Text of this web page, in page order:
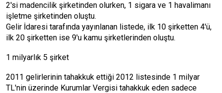
2'si madencilik şirketinden olurken, 1 sigara ve 1 havalimanı
işletme şirketinden oluştu.
Gelir İdaresi tarafında yayınlanan listede, ilk 10 şirketten 4'ü,
ilk 20 şirketten ise 9'u kamu şirketlerinden oluştu.
1 milyarlık 5 şirket
2011 gelirlerinin tahakkuk ettiği 2012 listesinde 1 milyar
TL'nin üzerinde Kurumlar Vergisi tahakkuk eden sadece